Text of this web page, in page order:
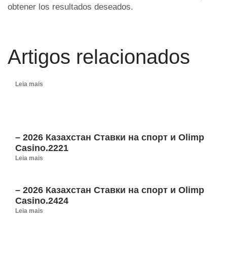
obtener los resultados deseados.
Artigos relacionados
Leia mais
– 2026 Казахстан Ставки на спорт и Olimp
Casino.2221
Leia mais
– 2026 Казахстан Ставки на спорт и Olimp
Casino.2424
Leia mais